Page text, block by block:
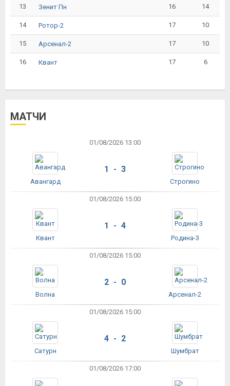
13 Зенит Пн 16 14
14 Ротор-2 17 10
15 Арсенал-2 17 10
16 Квант 17 6
МАТЧИ
01/08/2026 13:00
Авангард
1 - 3
Строгино
01/08/2026 15:00
Квант
1 - 4
Родина-3
01/08/2026 15:00
Волна
2 - 0
Арсенал-2
01/08/2026 15:00
Сатурн
4 - 2
Шумбрат
01/08/2026 17:00